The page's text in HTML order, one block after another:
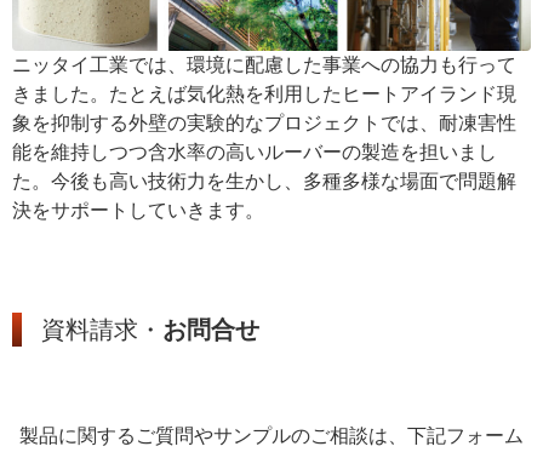
ニッタイ工業では、環境に配慮した事業への協力も行って
きました。たとえば気化熱を利用したヒートアイランド現
象を抑制する外壁の実験的なプロジェクトでは、耐凍害性
能を維持しつつ含水率の高いルーバーの製造を担いまし
た。今後も高い技術力を生かし、多種多様な場面で問題解
決をサポートしていきます。
資料請求・ お問合せ
製品に関するご質問やサンプルのご相談は、下記フォーム